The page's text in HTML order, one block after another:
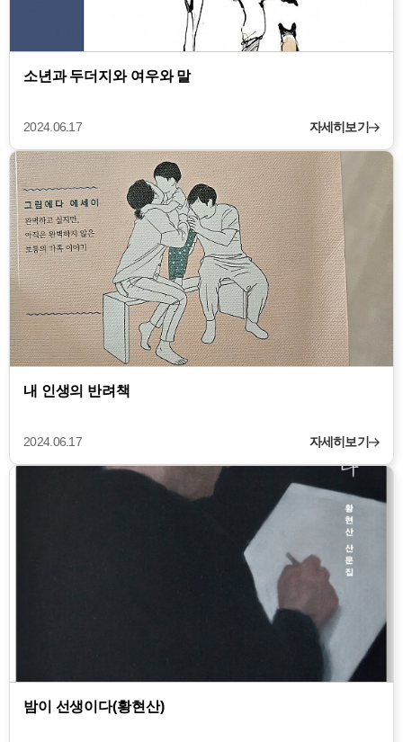
소년과 두더지와 여우와 말
2024.06.17 자세히보기
내 인생의 반려책
2024.06.17 자세히보기
밤이 선생이다(황현산)